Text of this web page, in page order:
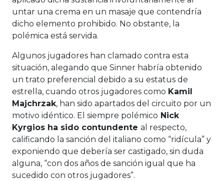
untar una crema en un masaje que contendría
dicho elemento prohibido. No obstante, la
polémica está servida.
Algunos jugadores han clamado contra esta
situación, alegando que Sinner habría obtenido
un trato preferencial debido a su estatus de
estrella, cuando otros jugadores como Kamil
Majchrzak, han sido apartados del circuito por un
motivo idéntico. El siempre polémico Nick
Kyrgios ha sido contundente al respecto,
calificando la sanción del italiano como “ridícula” y
exponiendo que debería ser castigado, sin duda
alguna, “con dos años de sanción igual que ha
sucedido con otros jugadores”.